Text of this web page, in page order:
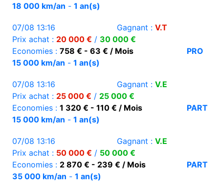
18 000 km/an - 1 an(s)
07/08 13:16 Gagnant : V.T
Prix achat : 20 000 € / 30 000 €
Economies : 758 € - 63 € / Mois
PRO
15 000 km/an - 1 an(s)
07/08 13:16 Gagnant : V.E
Prix achat : 25 000 € / 25 000 €
Economies : 1 320 € - 110 € / Mois
PART
15 000 km/an - 1 an(s)
07/08 13:16 Gagnant : V.E
Prix achat : 50 000 € / 50 000 €
Economies : 2 870 € - 239 € / Mois
PART
35 000 km/an - 1 an(s)